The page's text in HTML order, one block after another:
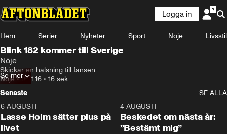
Logga in
Hem Serier Nyheter Sport Nöje Livsstil
Blink 182 kommer till Sverige
Nöje
Skickar en hälsning till fansen
Nöje•16.11.16 • 16 sek
Se mer
Senaste
SE ALLA
6 AUGUSTI
Lasse Holm sätter plus på
livet
4 AUGUSTI
Beskedet om nästa år:
”Bestämt mig”